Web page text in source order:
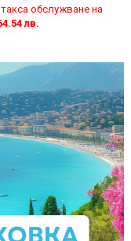
обслужване на
лв.